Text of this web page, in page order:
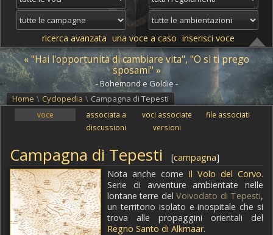
ricerca avanzata una voce a caso inserisci voce
« "Hai l'opportunità di cambiare vita", "O sì ti prego
sposami" »
- Bohemond e Goldie -
Home \ Cyclopedia \ Campagna di Tepesti
voce associata a voci associate
file associati
discussioni
versioni
Campagna di Tepesti [campagna]
Nota anche come Il Volo del Corvo.
Serie di avventure ambientate nelle
lontane terre delVoivodato di Tepesti,
un territorio isolato e inospitale che si
trova alle propaggini orientali del
Regno Santo di Alkmaar.